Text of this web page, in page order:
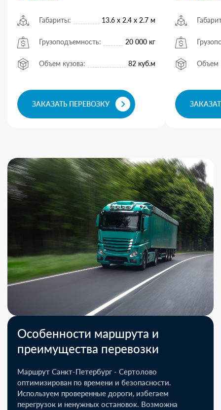
Габариты: 13.6 х 2.4 х 2.7 м
Грузоподъемность: 20 000 кг
Объем кузова: 82 куб.м
ЗАКАЗАТЬ ПЕРЕВОЗКУ
Объем
Особенности маршрута и
преимущества перевозки
Маршрут Санкт-Петербург - Сертолово
оптимизирован по времени и безопасности.
Используем проверенные дороги, избегаем
перегрузок и ненужных остановок. Возможна